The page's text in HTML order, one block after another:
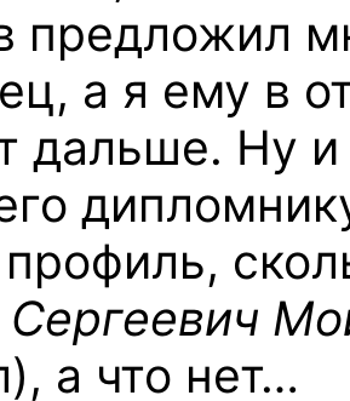
предложил
а я ему в
дальше. Ну
Сергеевич
а что нет…